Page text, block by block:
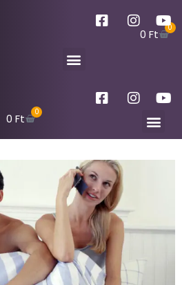
0 Ft 0
0Ft 0